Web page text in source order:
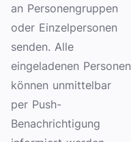
an Personengruppen
oder Einzelpersonen
senden. Alle
eingeladenen Personen
können unmittelbar
per Push-
Benachrichtigung